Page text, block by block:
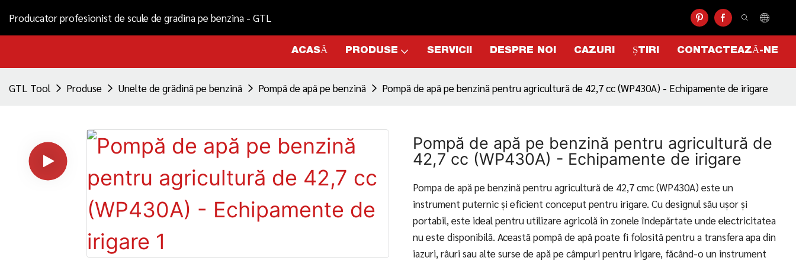
Producator profesionist de scule de gradina pe benzina - GTL
ACASĂ PRODUSE SERVICII DESPRE NOI CAZURI ȘTIRI CONTACTEAZĂ-NE
GTL Tool Produse Unelte de grădină pe benzină Pompă de apă pe benzină Pompă de apă pe benzină pentru agricultură de 42,7 cc (WP430A) - Echipamente de irigare
Pompă de apă pe benzină pentru agricultură de
42,7 cc (WP430A) - Echipamente de irigare
Pompa de apă pe benzină pentru agricultură de 42,7 cmc (WP430A) este un
instrument puternic și eficient conceput pentru irigare. Cu designul său ușor și
portabil, este ideal pentru utilizare agricolă în zonele îndepărtate unde electricitatea
nu este disponibilă. Această pompă de apă poate fi folosită pentru a transfera apa din
iazuri, râuri sau alte surse de apă pe câmpuri pentru irigare, făcând-o un instrument